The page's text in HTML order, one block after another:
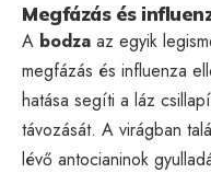
Megfázás és
A bodza az egyik
megfázás és influenza
hatása segíti a láz
távozását. A virágban
lévő antocianinok